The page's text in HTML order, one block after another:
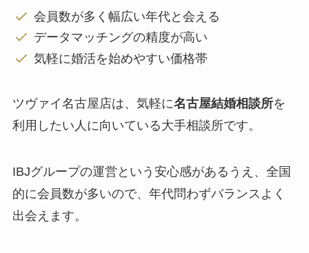
会員数が多く幅広い年代と会える
データマッチングの精度が高い
気軽に婚活を始めやすい価格帯
ツヴァイ名古屋店は、気軽に名古屋結婚相談所を
利用したい人に向いている大手相談所です。
IBJグループの運営という安心感があるうえ、全国
的に会員数が多いので、年代問わずバランスよく
出会えます。